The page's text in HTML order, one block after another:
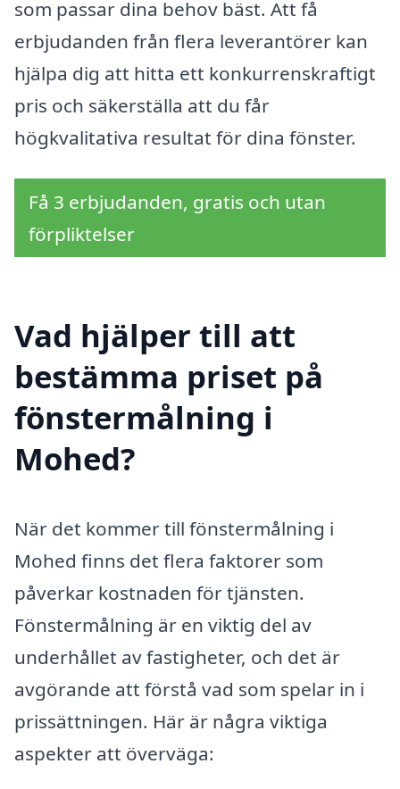
som passar dina behov bäst. Att få
erbjudanden från flera leverantörer kan
hjälpa dig att hitta ett konkurrenskraftigt
pris och säkerställa att du får
högkvalitativa resultat för dina fönster.
Få 3 erbjudanden, gratis och utan
förpliktelser
Vad hjälper till att
bestämma priset på
fönstermålning i
Mohed?
När det kommer till fönstermålning i
Mohed finns det flera faktorer som
påverkar kostnaden för tjänsten.
Fönstermålning är en viktig del av
underhållet av fastigheter, och det är
avgörande att förstå vad som spelar in i
prissättningen. Här är några viktiga
aspekter att överväga: